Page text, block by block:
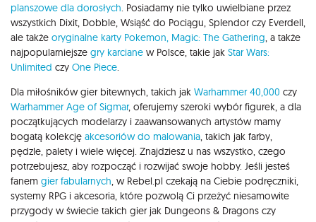
planszowe dla dorosłych . Posiadamy nie tylko uwielbiane przez
wszystkich Dixit, Dobble, Wsiąść do Pociągu, Splendor czy Everdell,
ale także oryginalne karty Pokemon, Magic: The Gathering , a także
najpopularniejsze gry karciane w Polsce, takie jak Star Wars:
Unlimited czy One Piece
Dla miłośników gier bitewnych, takich jak Warhammer 40,000 czy
Warhammer Age of Sigmar, oferujemy szeroki wybór figurek, a dla
początkujących modelarzy i zaawansowanych artystów mamy
bogatą kolekcję akcesoriów do malowania , takich jak farby,
pędzle, palety i wiele więcej. Znajdziesz u nas wszystko, czego
potrzebujesz, aby rozpocząć i rozwijać swoje hobby. Jeśli jesteś
fanem gier fabularnych , w Rebel.pl czekają na Ciebie podręczniki,
systemy RPG i akcesoria, które pozwolą Ci przeżyć niesamowite
przygody w świecie takich gier jak Dungeons & Dragons czy